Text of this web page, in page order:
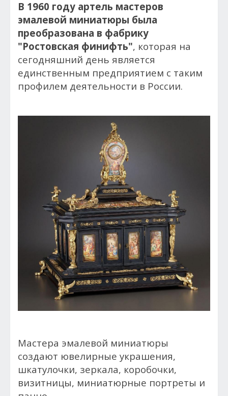
В 1960 году артель мастеров
эмалевой миниатюры была
преобразована в фабрику
"Ростовская финифть", которая на
сегодняшний день является
единственным предприятием с таким
профилем деятельности в России.
Мастера эмалевой миниатюры
создают ювелирные украшения,
шкатулочки, зеркала, коробочки,
визитницы, миниатюрные портреты и